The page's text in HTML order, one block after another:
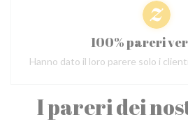
I pareri dei
100% pareri
Hanno dato il loro parere solo i